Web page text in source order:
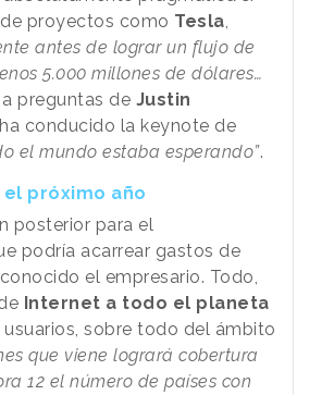
proyectos como Tesla
antes de lograr un flujo de
5.000 millones de dólares…
preguntas de Justin
ha conducido la keynote de
el mundo estaba esperando”.
próximo año
posterior para el
podría acarrear gastos de
el empresario. Todo,
Internet a todo el planeta
sobre todo del ámbito
que viene logrará cobertura
12 el número de países con